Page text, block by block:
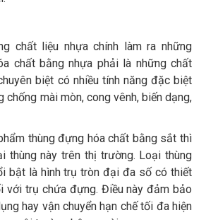
chất liệu nhựa chính làm ra những
chất bằng nhựa phải là những chất
biệt có nhiều tính năng đặc biệt
chống mài mòn, cong vênh, biến dạng,
thùng đựng hóa chất bằng sắt thì
thùng này trên thị trường. Loại thùng
bật là hình trụ tròn đại đa số có thiết
với trụ chứa đựng. Điều này đảm bảo
hay vận chuyển hạn chế tối đa hiện